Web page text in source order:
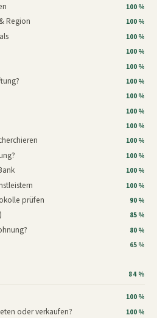
100 %
Region 100 %
100 %
100 %
100 %
100 %
100 %
100 %
100 %
100 %
100 %
100 %
100 %
prüfen 90 %
85 %
80 %
65 %
84 %
100 %
oder verkaufen? 100 %